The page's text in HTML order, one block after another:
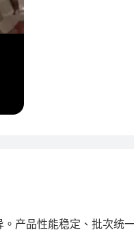
产品性能稳定、批次